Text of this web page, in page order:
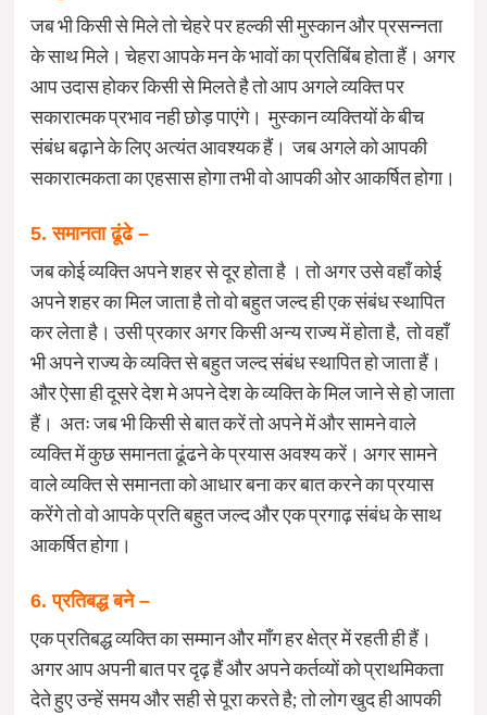
जब भी किसी से मिले तो चेहरे पर हल्की सी मुस्कान और प्रसन्नता
के साथ मिले। चेहरा आपके मन के भावों का प्रतिबिंब होता हैं। अगर
आप उदास होकर किसी से मिलते है तो आप अगले व्यक्ति पर
सकारात्मक प्रभाव नही छोड़ पाएंगे। मुस्कान व्यक्तियों के बीच
संबंध बढ़ाने के लिए अत्यंत आवश्यक हैं। जब अगले को आपकी
सकारात्मकता का एहसास होगा तभी वो आपकी ओर आकर्षित होगा।
5. समानता ढूंढे –
जब कोई व्यक्ति अपने शहर से दूर होता है । तो अगर उसे वहाँ कोई
अपने शहर का मिल जाता है तो वो बहुत जल्द ही एक संबंध स्थापित
कर लेता है। उसी प्रकार अगर किसी अन्य राज्य में होता है, तो वहाँ
भी अपने राज्य के व्यक्ति से बहुत जल्द संबंध स्थापित हो जाता हैं।
और ऐसा ही दूसरे देश मे अपने देश के व्यक्ति के मिल जाने से हो जाता
हैं। अतः जब भी किसी से बात करें तो अपने में और सामने वाले
व्यक्ति में कुछ समानता ढूंढने के प्रयास अवश्य करें। अगर सामने
वाले व्यक्ति से समानता को आधार बना कर बात करने का प्रयास
करेंगे तो वो आपके प्रति बहुत जल्द और एक प्रगाढ़ संबंध के साथ
आकर्षित होगा।
6. प्रतिबद्ध बने –
एक प्रतिबद्ध व्यक्ति का सम्मान और माँग हर क्षेत्र में रहती ही हैं।
अगर आप अपनी बात पर दृढ़ हैं और अपने कर्तव्यों को प्राथमिकता
देते हुए उन्हें समय और सही से पूरा करते है; तो लोग खुद ही आपकी